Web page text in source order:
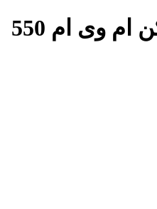
موتور برف پاک کن ام وی ام 550